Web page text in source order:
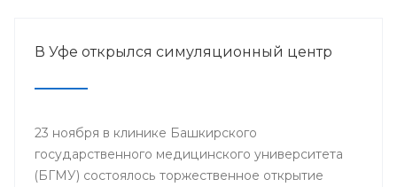
В Уфе открылся симуляционный центр
23 ноября в клинике Башкирского
государственного медицинского университета
(БГМУ) состоялось торжественное открытие